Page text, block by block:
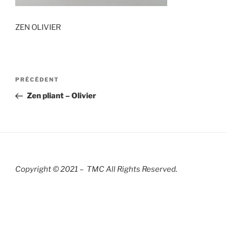
ZEN OLIVIER
Navigation
l’article
Article
précédent
PRÉCÉDENT
Zen pliant – Olivier
Copyright © 2021 – TMC All Rights Reserved.